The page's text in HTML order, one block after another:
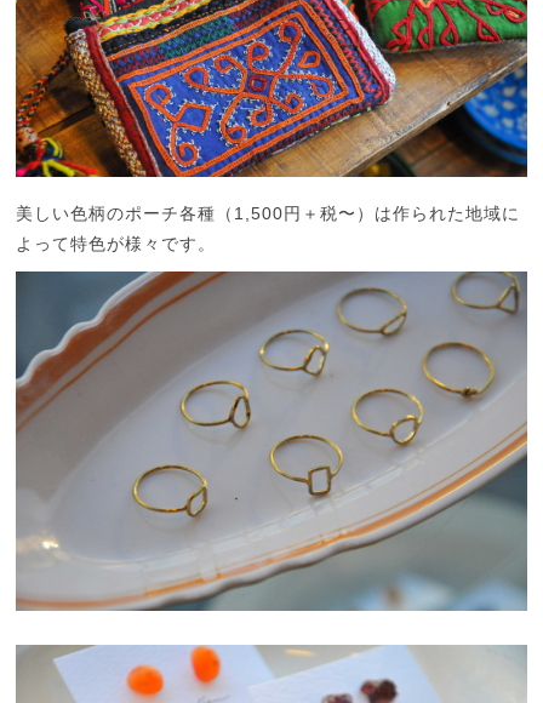
美しい色柄のポーチ各種（1,500円＋税〜）は作られた地域に
よって特色が様々です。